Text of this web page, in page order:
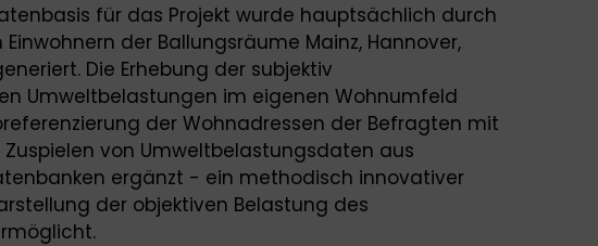
für das Projekt wurde hauptsächlich durch
der Ballungsräume Mainz, Hannover,
Die Erhebung der subjektiv
Umweltbelastungen im eigenen Wohnumfeld
der Wohnadressen der Befragten mit
von Umweltbelastungsdaten aus
ergänzt - ein methodisch innovativer
der objektiven Belastung des